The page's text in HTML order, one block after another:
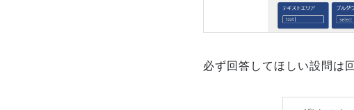
必ず回答してほしい設問は